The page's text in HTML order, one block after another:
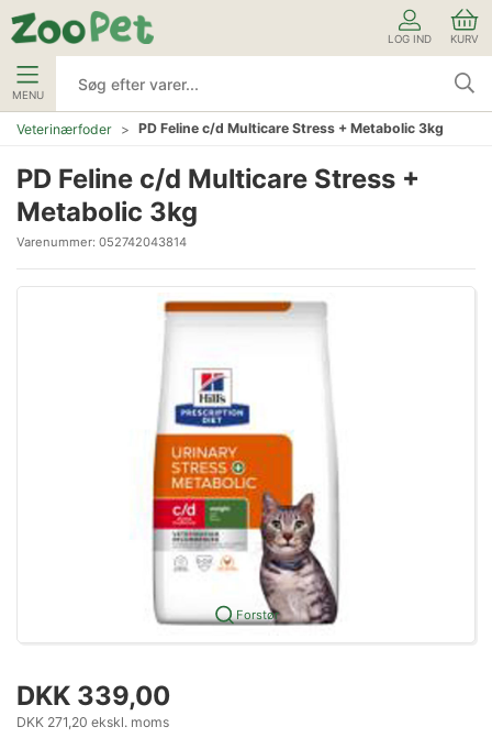
LOG IND KURV
MENU
Veterinærfoder PD Feline c/d Multicare Stress + Metabolic 3kg
PD Feline c/d Multicare Stress +
Metabolic 3kg
Varenummer: 052742043814
Forstør
DKK 339,00
DKK 271,20 ekskl. moms